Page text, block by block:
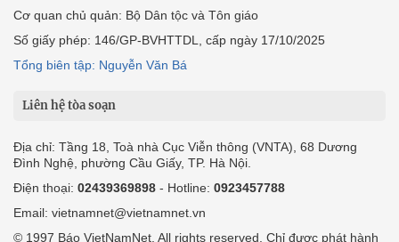
Cơ quan chủ quản: Bộ Dân tộc và Tôn giáo
Số giấy phép: 146/GP-BVHTTDL, cấp ngày 17/10/2025
Tổng biên tập: Nguyễn Văn Bá
Liên hệ tòa soạn
Địa chỉ: Tầng 18, Toà nhà Cục Viễn thông (VNTA), 68 Dương
Đình Nghệ, phường Cầu Giấy, TP. Hà Nội.
Điện thoại: 02439369898 - Hotline: 0923457788
Email: vietnamnet@vietnamnet.vn
© 1997 Báo VietNamNet. All rights reserved. Chỉ được phát hành